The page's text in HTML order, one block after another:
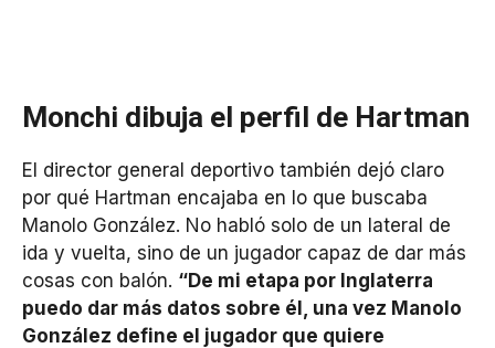
Monchi dibuja el perfil de Hartman
El director general deportivo también dejó claro
por qué Hartman encajaba en lo que buscaba
Manolo González. No habló solo de un lateral de
ida y vuelta, sino de un jugador capaz de dar más
cosas con balón. “De mi etapa por Inglaterra
puedo dar más datos sobre él, una vez Manolo
González define el jugador que quiere